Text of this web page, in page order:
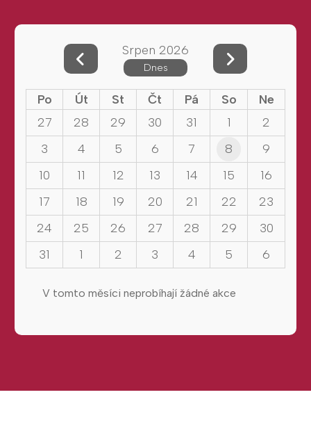
Srpen 2026
Dnes
Po Út St Čt Pá So
Ne
27
28 29 30 31 1
2
3
4 5 6 7 8
9
10
11 12 13 14 15
16
17
18 19 20 21 22
23
24
25 26 27 28 29
30
31
1 2 3 4 5 6
V tomto měsíci neprobíhají žádné akce